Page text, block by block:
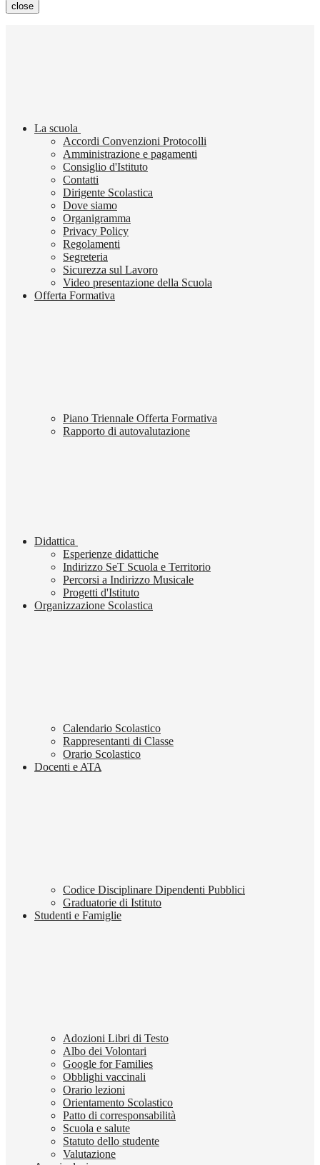
close
La scuola
Accordi Convenzioni Protocolli
Amministrazione e pagamenti
Consiglio d'Istituto
Contatti
Dirigente Scolastica
Dove siamo
Organigramma
Privacy Policy
Regolamenti
Segreteria
Sicurezza sul Lavoro
Video presentazione della Scuola
Offerta Formativa
Piano Triennale Offerta Formativa
Rapporto di autovalutazione
Didattica
Esperienze didattiche
Indirizzo SeT Scuola e Territorio
Percorsi a Indirizzo Musicale
Progetti d'Istituto
Organizzazione Scolastica
Calendario Scolastico
Rappresentanti di Classe
Orario Scolastico
Docenti e ATA
Codice Disciplinare Dipendenti Pubblici
Graduatorie di Istituto
Studenti e Famiglie
Adozioni Libri di Testo
Albo dei Volontari
Google for Families
Obblighi vaccinali
Orario lezioni
Orientamento Scolastico
Patto di corresponsabilità
Scuola e salute
Statuto dello studente
Valutazione